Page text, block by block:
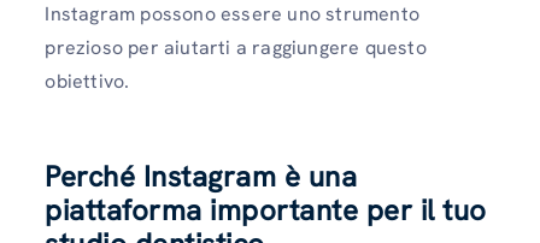
Instagram possono essere uno strumento
prezioso per aiutarti a raggiungere questo
obiettivo.
Perché Instagram è una
piattaforma importante per il tuo